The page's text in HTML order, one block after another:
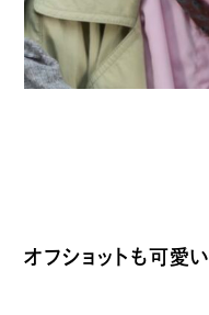
オフショットも可愛い